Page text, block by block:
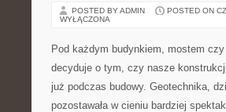
POSTED BY ADMIN POSTED ON
WYŁĄCZONA
Pod każdym budynkiem, mostem
decyduje o tym, czy nasze
już podczas budowy. Geotechnika,
pozostawała w cieniu bardziej